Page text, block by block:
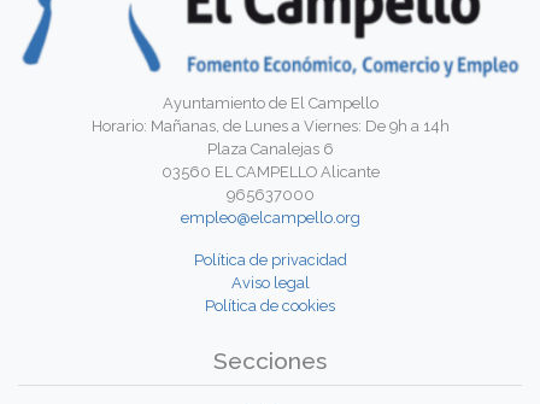
Ayuntamiento de El Campello
Horario: Mañanas, de Lunes a Viernes: De 9h a 14h
Plaza Canalejas 6
03560 EL CAMPELLO Alicante
965637000
empleo@elcampello.org
Política de privacidad
Aviso legal
Política de cookies
Secciones